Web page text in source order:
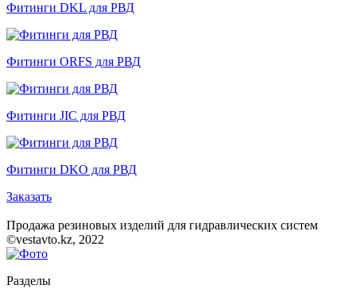
Фитинги DKL для РВД
Фитинги ORFS для РВД
Фитинги JIC для РВД
Фитинги DKO для РВД
Заказать
Продажа резиновых изделий для гидравлических систем
©vestavto.kz, 2022
Разделы